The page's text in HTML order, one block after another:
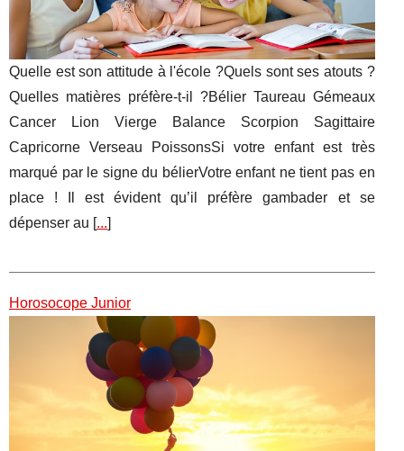
Quelle est son attitude à l'école ?Quels sont ses atouts ?
Quelles matières préfère-t-il ?Bélier Taureau Gémeaux
Cancer Lion Vierge Balance Scorpion Sagittaire
Capricorne Verseau PoissonsSi votre enfant est très
marqué par le signe du bélierVotre enfant ne tient pas en
place ! Il est évident qu’il préfère gambader et se
dépenser au [...]
Horosocope Junior